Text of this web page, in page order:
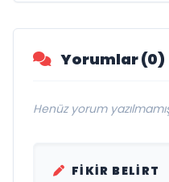
Yorumlar (0)
Henüz yorum
FIKIR BELIRT